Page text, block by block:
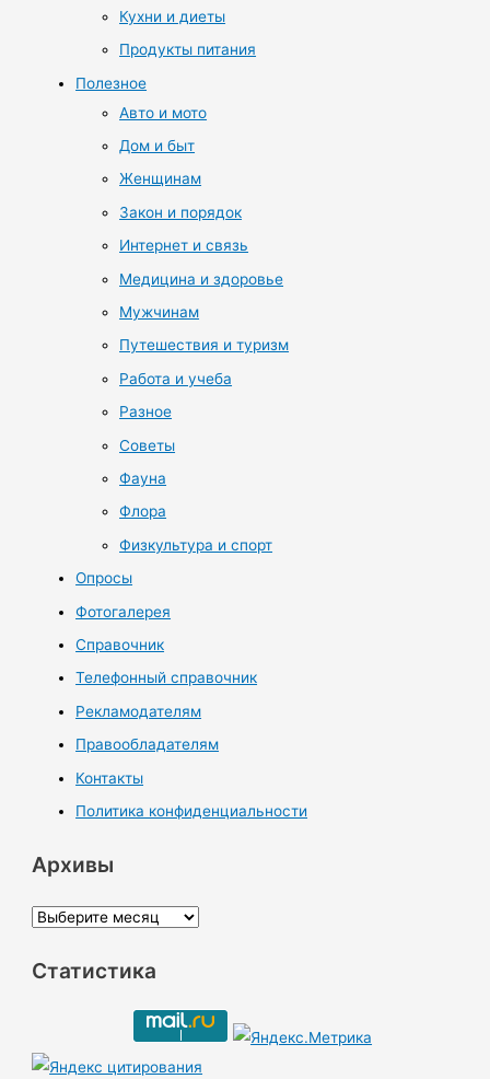
Кухни и диеты
Продукты питания
Полезное
Авто и мото
Дом и быт
Женщинам
Закон и порядок
Интернет и связь
Медицина и здоровье
Мужчинам
Путешествия и туризм
Работа и учеба
Разное
Советы
Фауна
Флора
Физкультура и спорт
Опросы
Фотогалерея
Справочник
Телефонный справочник
Рекламодателям
Правообладателям
Контакты
Политика конфиденциальности
Архивы
А
х
ы
Статистика